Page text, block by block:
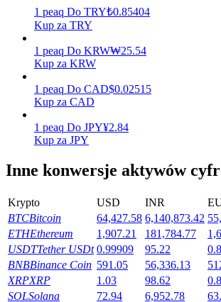
Zarabiać
Codziennie zdobywaj konkurencyjne
1 peaq Do TRY₺0.85404
Kup za TRY
1 peaq Do KRW₩25.54
Kup za KRW
1 peaq Do CAD$0.02515
Kup za CAD
1 peaq Do JPY¥2.84
Kup za JPY
Inne konwersje aktywów
Krypto USD INR
BTCBitcoin 64,427.58 6,140,873.42
ETHEthereum 1,907.21 181,784.77
USDTTether USDt 0.99909 95.22
BNBBinance Coin 591.05 56,336.13
XRPXRP 1.03 98.62
SOLSolana 72.94 6,952.78